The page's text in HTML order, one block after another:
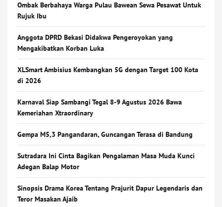
Ombak Berbahaya Warga Pulau Bawean Sewa Pesawat Untuk
Rujuk Ibu
Anggota DPRD Bekasi Didakwa Pengeroyokan yang
Mengakibatkan Korban Luka
XLSmart Ambisius Kembangkan 5G dengan Target 100 Kota
di 2026
Karnaval Siap Sambangi Tegal 8-9 Agustus 2026 Bawa
Kemeriahan Xtraordinary
Gempa M5,3 Pangandaran, Guncangan Terasa di Bandung
Sutradara Ini Cinta Bagikan Pengalaman Masa Muda Kunci
Adegan Balap Motor
Sinopsis Drama Korea Tentang Prajurit Dapur Legendaris dan
Teror Masakan Ajaib